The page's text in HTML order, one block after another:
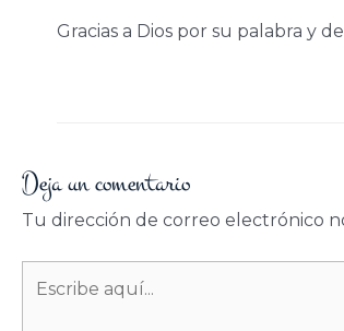
Gracias a Dios por su palabra y
Deja un comentario
Tu dirección de correo electrónico